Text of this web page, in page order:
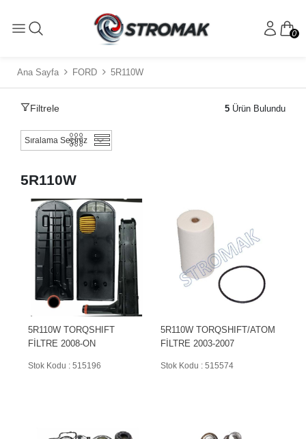
0
Ana Sayfa FORD 5R110W
Filtrele 5 Ürün Bulundu
5R110W
5R110W TORQSHIFT
FİLTRE 2008-ON
Stok Kodu : 515196
5R110W TORQSHIFT/ATOM
FİLTRE 2003-2007
Stok Kodu : 515574